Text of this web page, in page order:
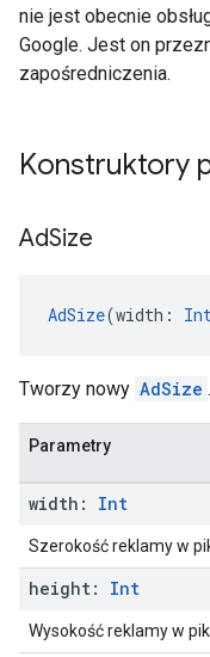
nie jest obecnie
Google. Jest on
zapośredniczenia.
Konstruktory
AdSize
AdSize(width:
Tworzy nowy AdSize .
Parametry
width: Int
Szerokość reklamy w
height: Int
Wysokość reklamy w